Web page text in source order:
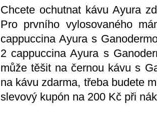
Chcete ochutnat kávu Ayura
Pro prvního vylosovaného
cappuccina Ayura s
2 cappuccina Ayura s
může těšit na černou kávu s
na kávu zdarma, třeba budete
slevový kupón na 200 Kč při